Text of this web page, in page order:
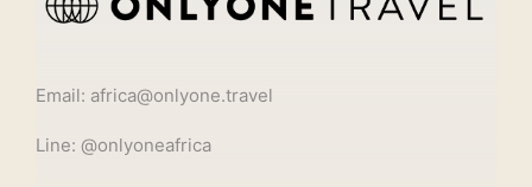
Email: africa@onlyone.travel
Line: @onlyoneafrica